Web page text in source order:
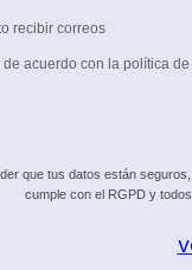
recibir correos
de acuerdo con la política
que tus datos están
cumple con el RGPD y